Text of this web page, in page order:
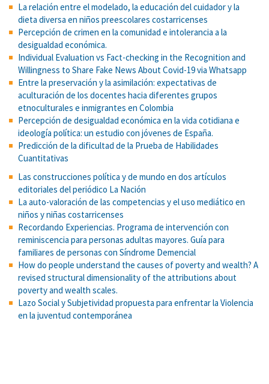
La relación entre el modelado, la educación del cuidador y la
dieta diversa en niños preescolares costarricenses
Percepción de crimen en la comunidad e intolerancia a la
desigualdad económica.
Individual Evaluation vs Fact-checking in the Recognition and
Willingness to Share Fake News About Covid-19 via Whatsapp
Entre la preservación y la asimilación: expectativas de
aculturación de los docentes hacia diferentes grupos
etnoculturales e inmigrantes en Colombia
Percepción de desigualdad económica en la vida cotidiana e
ideología política: un estudio con jóvenes de España.
Predicción de la dificultad de la Prueba de Habilidades
Cuantitativas
Las construcciones política y de mundo en dos artículos
editoriales del periódico La Nación
La auto-valoración de las competencias y el uso mediático en
niños y niñas costarricenses
Recordando Experiencias. Programa de intervención con
reminiscencia para personas adultas mayores. Guía para
familiares de personas con Síndrome Demencial
How do people understand the causes of poverty and wealth? A
revised structural dimensionality of the attributions about
poverty and wealth scales.
Lazo Social y Subjetividad propuesta para enfrentar la Violencia
en la juventud contemporánea